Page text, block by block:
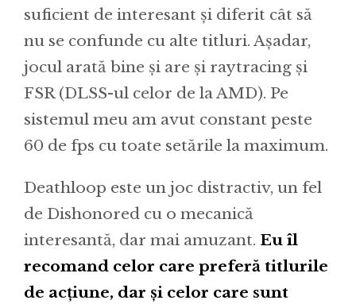
suficient de interesant și diferit cât să
nu se confunde cu alte titluri. Așadar,
jocul arată bine și are și raytracing și
FSR (DLSS-ul celor de la AMD). Pe
sistemul meu am avut constant peste
60 de fps cu toate setările la maximum.
Deathloop este un joc distractiv, un fel
de Dishonored cu o mecanică
interesantă, dar mai amuzant. Eu îl
recomand celor care preferă titlurile
de acțiune, dar și celor care sunt